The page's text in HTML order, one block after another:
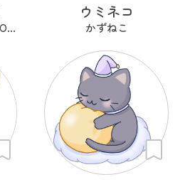
はるるーん(ぽちねこBOOKS)
ウミネコ
かずねこ